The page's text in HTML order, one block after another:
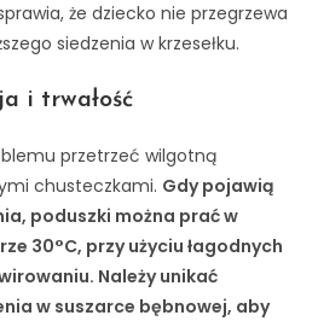
że dziecko nie przegrzewa
siedzenia w krzesełku.
i trwałość
przetrzeć wilgotną
chusteczkami. Gdy pojawią
poduszki można prać w
30°C, przy użyciu łagodnych
Należy unikać
w suszarce bębnowej, aby